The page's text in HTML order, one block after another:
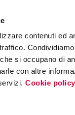
contenuti ed
si occupano di
con altre
Cookie